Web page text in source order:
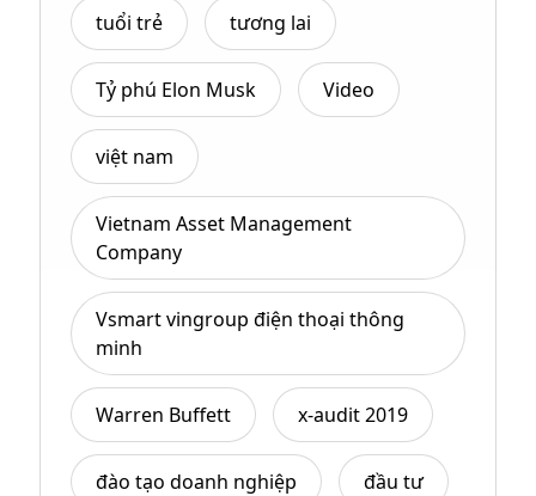
tuổi trẻ tương lai
Tỷ phú Elon Musk Video
việt nam
Vietnam Asset Management
Company
Vsmart vingroup điện thoại thông
minh
Warren Buffett x-audit 2019
đào tạo doanh nghiệp đầu tư